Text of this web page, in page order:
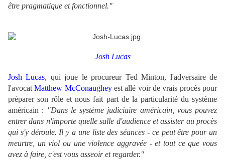
être pragmatique et fonctionnel."
Josh Lucas
Josh Lucas, qui joue le procureur Ted Minton, l'adversaire de
l'avocatMatthew McConaugheyest allé voir de vrais procès pour
préparer son rôle et nous fait part de la particularité du système
américain : "Dans le système judiciaire américain, vous pouvez
entrer dans n'importe quelle salle d'audience et assister au procès
qui s'y déroule. Il y a une liste des séances - ce peut être pour un
meurtre, un viol ou une violence aggravée - et tout ce que vous
avez à faire, c'est vous asseoir et regarder."